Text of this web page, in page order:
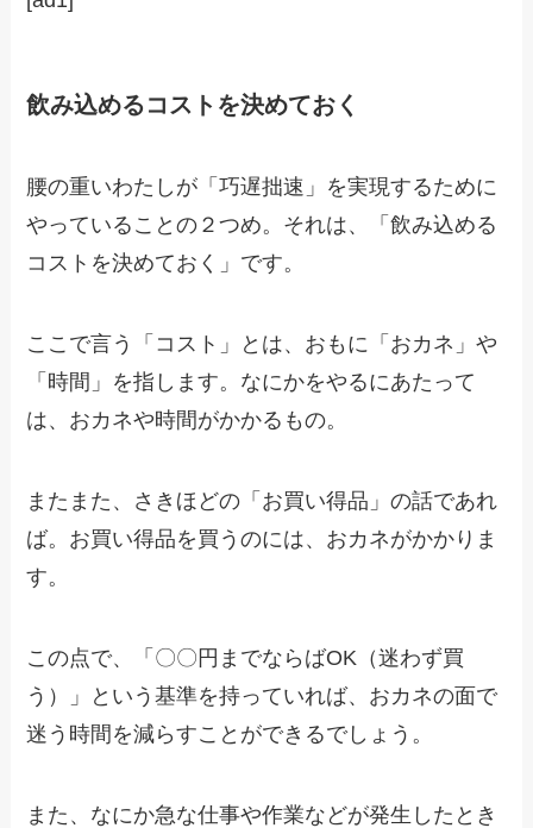
飲み込めるコストを決めておく
腰の重いわたしが「巧遅拙速」を実現するために
やっていることの２つめ。それは、「飲み込める
コストを決めておく」です。
ここで言う「コスト」とは、おもに「おカネ」や
「時間」を指します。なにかをやるにあたって
は、おカネや時間がかかるもの。
またまた、さきほどの「お買い得品」の話であれ
ば。お買い得品を買うのには、おカネがかかりま
す。
この点で、「〇〇円までならばOK（迷わず買
う）」という基準を持っていれば、おカネの面で
迷う時間を減らすことができるでしょう。
また、なにか急な仕事や作業などが発生したとき